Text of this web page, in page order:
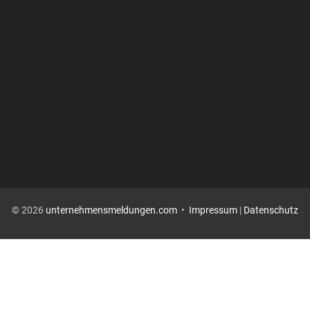
© 2026 unternehmensmeldungen.com • Impressum | Datenschutz